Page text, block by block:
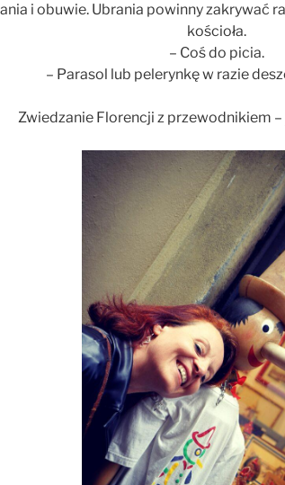
i obuwie. Ubrania powinny zakrywać
kościoła.
– Coś do picia.
– Parasol lub pelerynkę w razie
Zwiedzanie Florencji z przewodnikiem –